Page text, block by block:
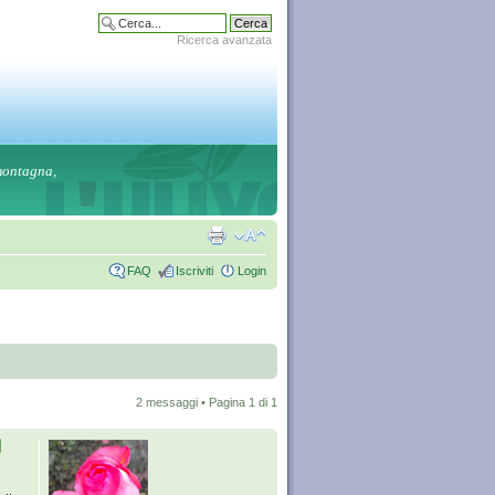
Ricerca avanzata
FAQ Iscriviti Login
2 messaggi • Pagina 1 di 1